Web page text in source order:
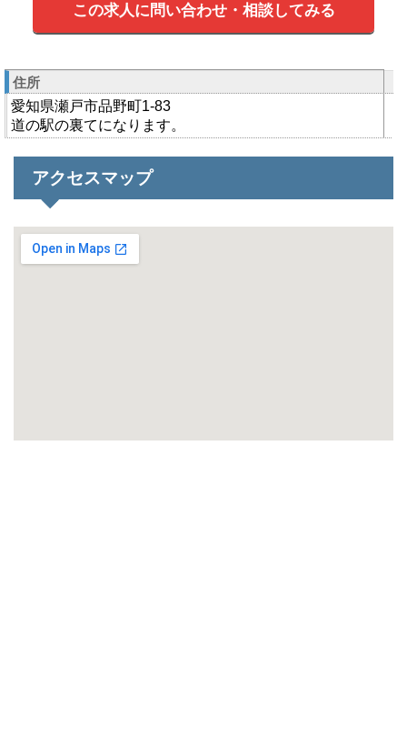
この求人に問い合わせ・相談してみる
住所
愛知県瀬戸市品野町1-83
道の駅の裏てになります。
アクセスマップ